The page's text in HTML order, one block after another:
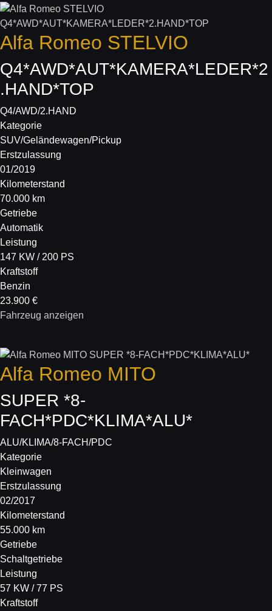
Alfa Romeo STELVIO
Q4*AWD*AUT*KAMERA*LEDER*2
.HAND*TOP
Q4/AWD/2.HAND
Kategorie
SUV/Geländewagen/Pickup
Erstzulassung
01/2019
Kilometerstand
70.000 km
Getriebe
Automatik
Leistung
147 KW / 200 PS
Kraftstoff
Benzin
23.900 €
Fahrzeug anzeigen
Alfa Romeo MITO
SUPER *8-
FACH*PDC*KLIMA*ALU*
ALU/KLIMA/8-FACH/PDC
Kategorie
Kleinwagen
Erstzulassung
02/2017
Kilometerstand
55.000 km
Getriebe
Schaltgetriebe
Leistung
57 KW / 77 PS
Kraftstoff